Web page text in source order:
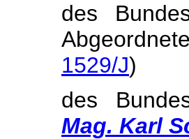
des
1529/J)
des
Mag. Karl